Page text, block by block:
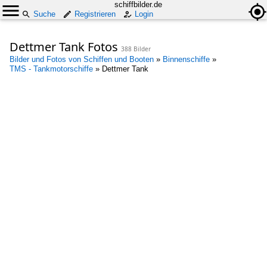
schiffbilder.de
Suche
Registrieren Login
Dettmer Tank Fotos 388 Bilder
Bilder und Fotos von Schiffen und Booten » Binnenschiffe »
TMS - Tankmotorschiffe » Dettmer Tank